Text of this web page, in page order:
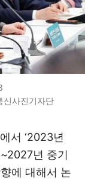
신사진기자단
서 ‘2023년
년 중기
에 대해서 논